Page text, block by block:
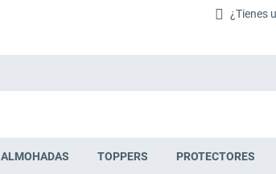
¿Tienes
ALMOHADAS TOPPERS PROTECTORES